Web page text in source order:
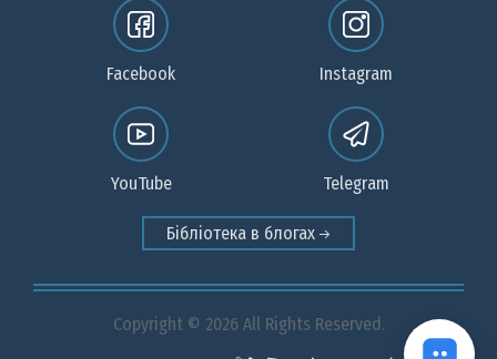
Facebook Instagram
YouTube Telegram
Бібліотека в блогах
Copyright © 2026 All Rights Reserved.